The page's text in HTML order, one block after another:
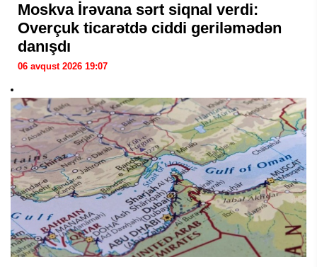
Moskva İrəvana sərt siqnal verdi:
Overçuk ticarətdə ciddi geriləmədən
danışdı
06 avqust 2026 19:07